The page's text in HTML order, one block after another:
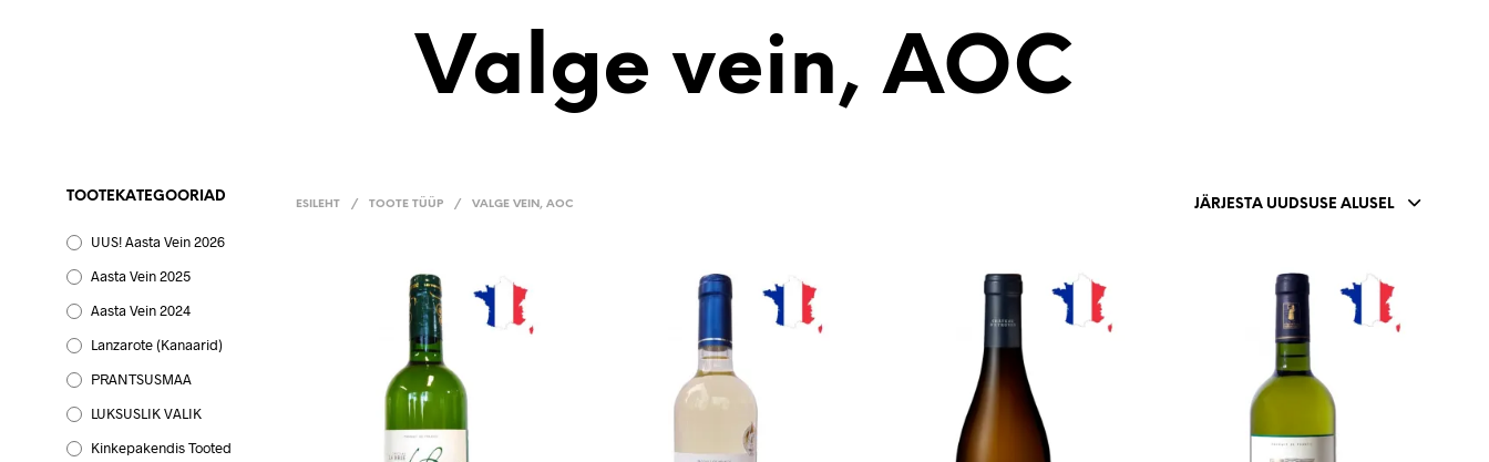
R
I
Valge vein, AOC
TOOTEKATEGOORIAD
UUS! Aasta Vein 2026
Aasta Vein 2025
Aasta Vein 2024
Lanzarote (Kanaarid)
PRANTSUSMAA
LUKSUSLIK VALIK
Kinkepakendis Tooted
ESILEHT / TOOTE TÜÜP / VALGE VEIN, AOC JÄRJESTA UUDSUSE ALUSEL